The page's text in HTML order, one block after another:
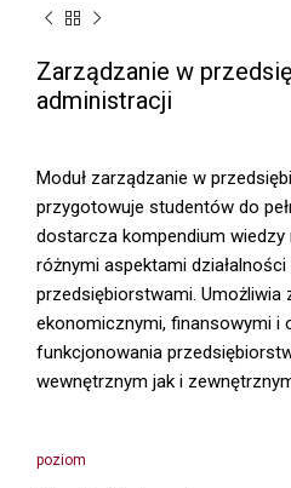
Zarządzanie w
administracji
Moduł zarządzanie w
przygotowuje studentów do
dostarcza kompendium
różnymi aspektami
przedsiębiorstwami. Umożliwia
ekonomicznymi, finansowymi i
funkcjonowania
wewnętrznym jak i
poziom